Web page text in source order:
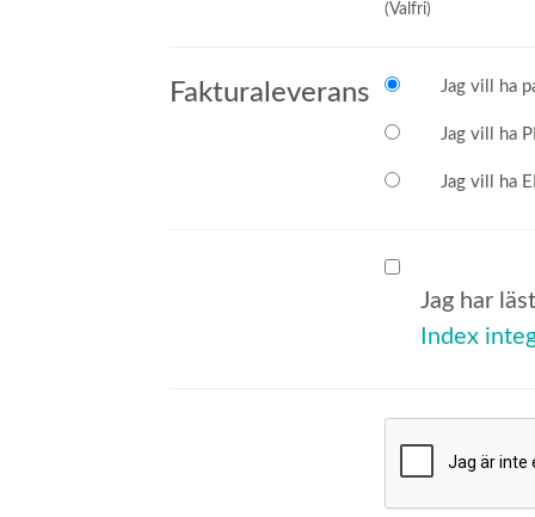
(Valfri)
Fakturaleverans Jag vill ha
Jag vill ha
Jag vill ha
Jag har
Index